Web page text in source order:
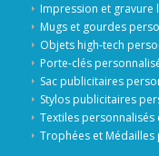
Impression et gravure
Mugs et gourdes
Objets high-tech
Porte-clés
Sac publicitaires
Stylos publicitaires
Textiles
Trophées et Médailles